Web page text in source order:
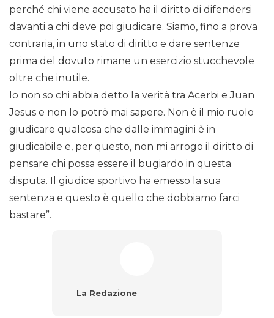
perché chi viene accusato ha il diritto di difendersi
davanti a chi deve poi giudicare. Siamo, fino a prova
contraria, in uno stato di diritto e dare sentenze
prima del dovuto rimane un esercizio stucchevole
oltre che inutile.
Io non so chi abbia detto la verità tra Acerbi e Juan
Jesus e non lo potrò mai sapere. Non è il mio ruolo
giudicare qualcosa che dalle immagini è in
giudicabile e, per questo, non mi arrogo il diritto di
pensare chi possa essere il bugiardo in questa
disputa. Il giudice sportivo ha emesso la sua
sentenza e questo è quello che dobbiamo farci
bastare”.
La Redazione